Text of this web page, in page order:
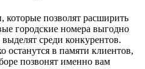
которые позволят расширить
городские номера выгодно
среди конкурентов.
в памяти клиентов,
позвонят именно вам